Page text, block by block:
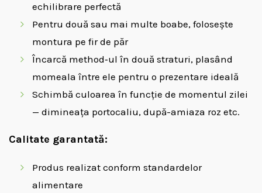
echilibrare perfectă
Pentru două sau mai multe boabe, folosește
montura pe fir de păr
Încarcă method‑ul în două straturi, plasând
momeala între ele pentru o prezentare ideală
Schimbă culoarea în funcție de momentul zilei
— dimineața portocaliu, după-amiaza roz etc.
Calitate garantată:
Produs realizat conform standardelor
alimentare